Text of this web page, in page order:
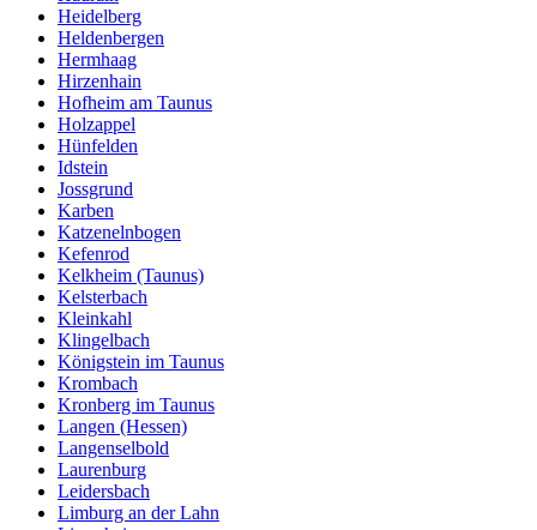
Heidelberg
Heldenbergen
Hermhaag
Hirzenhain
Hofheim am Taunus
Holzappel
Hünfelden
Idstein
Jossgrund
Karben
Katzenelnbogen
Kefenrod
Kelkheim (Taunus)
Kelsterbach
Kleinkahl
Klingelbach
Königstein im Taunus
Krombach
Kronberg im Taunus
Langen (Hessen)
Langenselbold
Laurenburg
Leidersbach
Limburg an der Lahn